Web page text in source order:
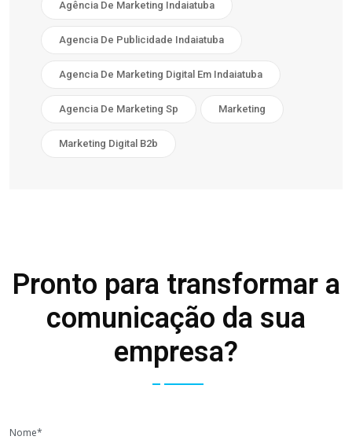
Agência De Marketing Indaiatuba
Agencia De Publicidade Indaiatuba
Agencia De Marketing Digital Em Indaiatuba
Agencia De Marketing Sp Marketing
Marketing Digital B2b
Pronto para transformar a
comunicação da sua
empresa?
Nome*